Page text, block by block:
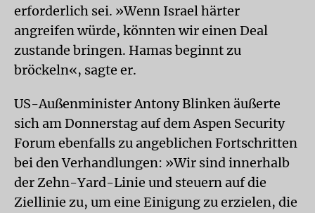
erforderlich sei. »Wenn Israel härter
angreifen würde, könnten wir einen Deal
zustande bringen. Hamas beginnt zu
bröckeln«, sagte er.
US-Außenminister Antony Blinken äußerte
sich am Donnerstag auf dem Aspen Security
Forum ebenfalls zu angeblichen Fortschritten
bei den Verhandlungen: »Wir sind innerhalb
der Zehn-Yard-Linie und steuern auf die
Ziellinie zu, um eine Einigung zu erzielen, die